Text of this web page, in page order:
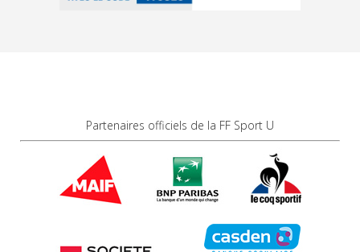
Partenaires officiels de la FF Sport U